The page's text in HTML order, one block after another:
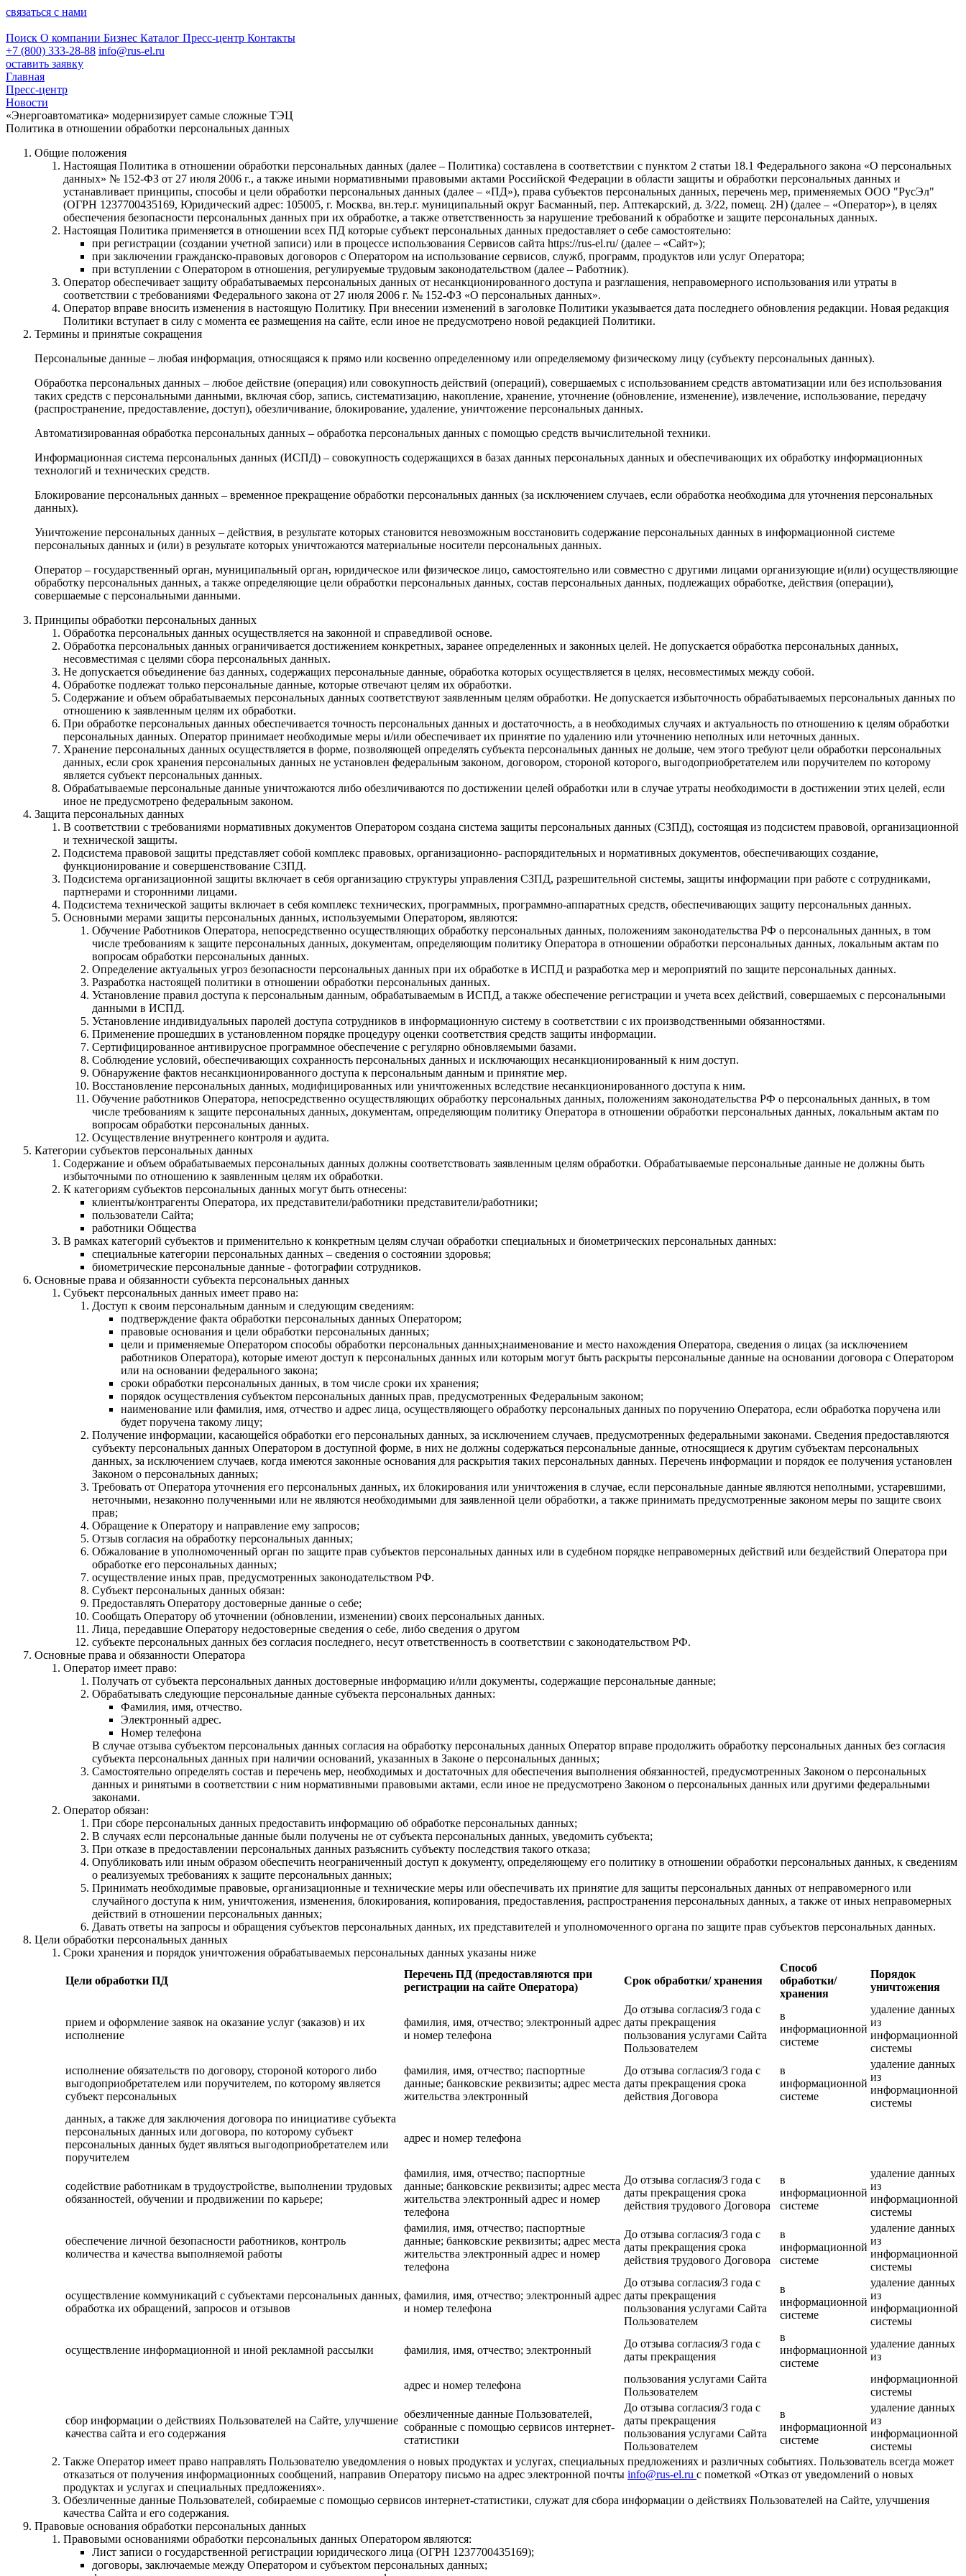
связаться с нами
Поиск О компании Бизнес Каталог Пресс-центр Контакты
+7 (800) 333-28-88 info@rus-el.ru
оставить заявку
Главная
Пресс-центр
Новости
«Энергоавтоматика» модернизирует самые сложные ТЭЦ
Политика в отношении обработки персональных данных
Общие положения
Настоящая Политика в отношении обработки персональных данных (далее – Политика) составлена в соответствии с пунктом 2 статьи 18.1 Федерального закона «О персональных
данных» № 152-ФЗ от 27 июля 2006 г., а также иными нормативными правовыми актами Российской Федерации в области защиты и обработки персональных данных и
устанавливает принципы, способы и цели обработки персональных данных (далее – «ПД»), права субъектов персональных данных, перечень мер, применяемых ООО "РусЭл"
(ОГРН 1237700435169, Юридический адрес: 105005, г. Москва, вн.тер.г. муниципальный округ Басманный, пер. Аптекарский, д. 3/22, помещ. 2Н⁠) (далее – «Оператор»), в целях
обеспечения безопасности персональных данных при их обработке, а также ответственность за нарушение требований к обработке и защите персональных данных.
Настоящая Политика применяется в отношении всех ПД которые субъект персональных данных предоставляет о себе самостоятельно:
при регистрации (создании учетной записи) или в процессе использования Сервисов сайта https://rus-el.ru/ (далее – «Сайт»);
при заключении гражданско-правовых договоров с Оператором на использование сервисов, служб, программ, продуктов или услуг Оператора;
при вступлении с Оператором в отношения, регулируемые трудовым законодательством (далее – Работник).
Оператор обеспечивает защиту обрабатываемых персональных данных от несанкционированного доступа и разглашения, неправомерного использования или утраты в
соответствии с требованиями Федерального закона от 27 июля 2006 г. № 152-ФЗ «О персональных данных».
Оператор вправе вносить изменения в настоящую Политику. При внесении изменений в заголовке Политики указывается дата последнего обновления редакции. Новая редакция
Политики вступает в силу с момента ее размещения на сайте, если иное не предусмотрено новой редакцией Политики.
Термины и принятые сокращения
Персональные данные – любая информация, относящаяся к прямо или косвенно определенному или определяемому физическому лицу (субъекту персональных данных).
Обработка персональных данных – любое действие (операция) или совокупность действий (операций), совершаемых с использованием средств автоматизации или без использования
таких средств с персональными данными, включая сбор, запись, систематизацию, накопление, хранение, уточнение (обновление, изменение), извлечение, использование, передачу
(распространение, предоставление, доступ), обезличивание, блокирование, удаление, уничтожение персональных данных.
Автоматизированная обработка персональных данных – обработка персональных данных с помощью средств вычислительной техники.
Информационная система персональных данных (ИСПД) – совокупность содержащихся в базах данных персональных данных и обеспечивающих их обработку информационных
технологий и технических средств.
Блокирование персональных данных – временное прекращение обработки персональных данных (за исключением случаев, если обработка необходима для уточнения персональных
данных).
Уничтожение персональных данных – действия, в результате которых становится невозможным восстановить содержание персональных данных в информационной системе
персональных данных и (или) в результате которых уничтожаются материальные носители персональных данных.
Оператор – государственный орган, муниципальный орган, юридическое или физическое лицо, самостоятельно или совместно с другими лицами организующие и(или) осуществляющие
обработку персональных данных, а также определяющие цели обработки персональных данных, состав персональных данных, подлежащих обработке, действия (операции),
совершаемые с персональными данными.
Принципы обработки персональных данных
Обработка персональных данных осуществляется на законной и справедливой основе.
Обработка персональных данных ограничивается достижением конкретных, заранее определенных и законных целей. Не допускается обработка персональных данных,
несовместимая с целями сбора персональных данных.
Не допускается объединение баз данных, содержащих персональные данные, обработка которых осуществляется в целях, несовместимых между собой.
Обработке подлежат только персональные данные, которые отвечают целям их обработки.
Содержание и объем обрабатываемых персональных данных соответствуют заявленным целям обработки. Не допускается избыточность обрабатываемых персональных данных по
отношению к заявленным целям их обработки.
При обработке персональных данных обеспечивается точность персональных данных и достаточность, а в необходимых случаях и актуальность по отношению к целям обработки
персональных данных. Оператор принимает необходимые меры и/или обеспечивает их принятие по удалению или уточнению неполных или неточных данных.
Хранение персональных данных осуществляется в форме, позволяющей определять субъекта персональных данных не дольше, чем этого требуют цели обработки персональных
данных, если срок хранения персональных данных не установлен федеральным законом, договором, стороной которого, выгодоприобретателем или поручителем по которому
является субъект персональных данных.
Обрабатываемые персональные данные уничтожаются либо обезличиваются по достижении целей обработки или в случае утраты необходимости в достижении этих целей, если
иное не предусмотрено федеральным законом.
Защита персональных данных
В соответствии с требованиями нормативных документов Оператором создана система защиты персональных данных (СЗПД), состоящая из подсистем правовой, организационной
и технической защиты.
Подсистема правовой защиты представляет собой комплекс правовых, организационно- распорядительных и нормативных документов, обеспечивающих создание,
функционирование и совершенствование СЗПД.
Подсистема организационной защиты включает в себя организацию структуры управления СЗПД, разрешительной системы, защиты информации при работе с сотрудниками,
партнерами и сторонними лицами.
Подсистема технической защиты включает в себя комплекс технических, программных, программно-аппаратных средств, обеспечивающих защиту персональных данных.
Основными мерами защиты персональных данных, используемыми Оператором, являются:
Обучение Работников Оператора, непосредственно осуществляющих обработку персональных данных, положениям законодательства РФ о персональных данных, в том
числе требованиям к защите персональных данных, документам, определяющим политику Оператора в отношении обработки персональных данных, локальным актам по
вопросам обработки персональных данных.
Определение актуальных угроз безопасности персональных данных при их обработке в ИСПД и разработка мер и мероприятий по защите персональных данных.
Разработка настоящей политики в отношении обработки персональных данных.
Установление правил доступа к персональным данным, обрабатываемым в ИСПД, а также обеспечение регистрации и учета всех действий, совершаемых с персональными
данными в ИСПД.
Установление индивидуальных паролей доступа сотрудников в информационную систему в соответствии с их производственными обязанностями.
Применение прошедших в установленном порядке процедуру оценки соответствия средств защиты информации.
Сертифицированное антивирусное программное обеспечение с регулярно обновляемыми базами.
Соблюдение условий, обеспечивающих сохранность персональных данных и исключающих несанкционированный к ним доступ.
Обнаружение фактов несанкционированного доступа к персональным данным и принятие мер.
Восстановление персональных данных, модифицированных или уничтоженных вследствие несанкционированного доступа к ним.
Обучение работников Оператора, непосредственно осуществляющих обработку персональных данных, положениям законодательства РФ о персональных данных, в том
числе требованиям к защите персональных данных, документам, определяющим политику Оператора в отношении обработки персональных данных, локальным актам по
вопросам обработки персональных данных.
Осуществление внутреннего контроля и аудита.
Категории субъектов персональных данных
Содержание и объем обрабатываемых персональных данных должны соответствовать заявленным целям обработки. Обрабатываемые персональные данные не должны быть
избыточными по отношению к заявленным целям их обработки.
К категориям субъектов персональных данных могут быть отнесены:
клиенты/контрагенты Оператора, их представители/работники представители/работники;
пользователи Сайта;
работники Общества
В рамках категорий субъектов и применительно к конкретным целям случаи обработки специальных и биометрических персональных данных:
специальные категории персональных данных – сведения о состоянии здоровья;
биометрические персональные данные - фотографии сотрудников.
Основные права и обязанности субъекта персональных данных
Субъект персональных данных имеет право на:
Доступ к своим персональным данным и следующим сведениям:
подтверждение факта обработки персональных данных Оператором;
правовые основания и цели обработки персональных данных;
цели и применяемые Оператором способы обработки персональных данных;наименование и место нахождения Оператора, сведения о лицах (за исключением
работников Оператора), которые имеют доступ к персональных данных или которым могут быть раскрыты персональные данные на основании договора с Оператором
или на основании федерального закона;
сроки обработки персональных данных, в том числе сроки их хранения;
порядок осуществления субъектом персональных данных прав, предусмотренных Федеральным законом;
наименование или фамилия, имя, отчество и адрес лица, осуществляющего обработку персональных данных по поручению Оператора, если обработка поручена или
будет поручена такому лицу;
Получение информации, касающейся обработки его персональных данных, за исключением случаев, предусмотренных федеральными законами. Сведения предоставляются
субъекту персональных данных Оператором в доступной форме, в них не должны содержаться персональные данные, относящиеся к другим субъектам персональных
данных, за исключением случаев, когда имеются законные основания для раскрытия таких персональных данных. Перечень информации и порядок ее получения установлен
Законом о персональных данных;
Требовать от Оператора уточнения его персональных данных, их блокирования или уничтожения в случае, если персональные данные являются неполными, устаревшими,
неточными, незаконно полученными или не являются необходимыми для заявленной цели обработки, а также принимать предусмотренные законом меры по защите своих
прав;
Обращение к Оператору и направление ему запросов;
Отзыв согласия на обработку персональных данных;
Обжалование в уполномоченный орган по защите прав субъектов персональных данных или в судебном порядке неправомерных действий или бездействий Оператора при
обработке его персональных данных;
осуществление иных прав, предусмотренных законодательством РФ.
Субъект персональных данных обязан:
Предоставлять Оператору достоверные данные о себе;
Сообщать Оператору об уточнении (обновлении, изменении) своих персональных данных.
Лица, передавшие Оператору недостоверные сведения о себе, либо сведения о другом
субъекте персональных данных без согласия последнего, несут ответственность в соответствии с законодательством РФ.
Основные права и обязанности Оператора
Оператор имеет право:
Получать от субъекта персональных данных достоверные информацию и/или документы, содержащие персональные данные;
Обрабатывать следующие персональные данные субъекта персональных данных:
Фамилия, имя, отчество.
Электронный адрес.
Номер телефона
В случае отзыва субъектом персональных данных согласия на обработку персональных данных Оператор вправе продолжить обработку персональных данных без согласия
субъекта персональных данных при наличии оснований, указанных в Законе о персональных данных;
Самостоятельно определять состав и перечень мер, необходимых и достаточных для обеспечения выполнения обязанностей, предусмотренных Законом о персональных
данных и ринятыми в соответствии с ним нормативными правовыми актами, если иное не предусмотрено Законом о персональных данных или другими федеральными
законами.
Оператор обязан:
При сборе персональных данных предоставить информацию об обработке персональных данных;
В случаях если персональные данные были получены не от субъекта персональных данных, уведомить субъекта;
При отказе в предоставлении персональных данных разъяснить субъекту последствия такого отказа;
Опубликовать или иным образом обеспечить неограниченный доступ к документу, определяющему его политику в отношении обработки персональных данных, к сведениям
о реализуемых требованиях к защите персональных данных;
Принимать необходимые правовые, организационные и технические меры или обеспечивать их принятие для защиты персональных данных от неправомерного или
случайного доступа к ним, уничтожения, изменения, блокирования, копирования, предоставления, распространения персональных данных, а также от иных неправомерных
действий в отношении персональных данных;
Давать ответы на запросы и обращения субъектов персональных данных, их представителей и уполномоченного органа по защите прав субъектов персональных данных.
Цели обработки персональных данных
Сроки хранения и порядок уничтожения обрабатываемых персональных данных указаны ниже
Цели обработки ПД
Перечень ПД (предоставляются при
регистрации на сайте Оператора)
Срок обработки/ хранения
Способ
обработки/
хранения
Порядок
уничтожения
прием и оформление заявок на оказание услуг (заказов) и их
исполнение
фамилия, имя, отчество; электронный адрес
и номер телефона
До отзыва согласия/3 года с
даты прекращения
пользования услугами Сайта
Пользователем
в
информационной
системе
удаление данных
из
информационной
системы
исполнение обязательств по договору, стороной которого либо
выгодоприобретателем или поручителем, по которому является
субъект персональных
фамилия, имя, отчество; паспортные
данные; банковские реквизиты; адрес места
жительства электронный
До отзыва согласия/3 года с
даты прекращения срока
действия Договора
в
информационной
системе
удаление данных
из
информационной
системы
данных, а также для заключения договора по инициативе субъекта
персональных данных или договора, по которому субъект
персональных данных будет являться выгодоприобретателем или
поручителем
адрес и номер телефона
содействие работникам в трудоустройстве, выполнении трудовых
обязанностей, обучении и продвижении по карьере;
фамилия, имя, отчество; паспортные
данные; банковские реквизиты; адрес места
жительства электронный адрес и номер
телефона
До отзыва согласия/3 года с
даты прекращения срока
действия трудового Договора
в
информационной
системе
удаление данных
из
информационной
системы
обеспечение личной безопасности работников, контроль
количества и качества выполняемой работы
фамилия, имя, отчество; паспортные
данные; банковские реквизиты; адрес места
жительства электронный адрес и номер
телефона
До отзыва согласия/3 года с
даты прекращения срока
действия трудового Договора
в
информационной
системе
удаление данных
из
информационной
системы
осуществление коммуникаций с субъектами персональных данных,
обработка их обращений, запросов и отзывов
фамилия, имя, отчество; электронный адрес
и номер телефона
До отзыва согласия/3 года с
даты прекращения
пользования услугами Сайта
Пользователем
в
информационной
системе
удаление данных
из
информационной
системы
осуществление информационной и иной рекламной рассылки фамилия, имя, отчество; электронный
До отзыва согласия/3 года с
даты прекращения
в
информационной
системе
удаление данных
из
адрес и номер телефона
пользования услугами Сайта
Пользователем
информационной
системы
сбор информации о действиях Пользователей на Сайте, улучшение
качества сайта и его содержания
обезличенные данные Пользователей,
собранные с помощью сервисов интернет-
статистики
До отзыва согласия/3 года с
даты прекращения
пользования услугами Сайта
Пользователем
в
информационной
системе
удаление данных
из
информационной
системы
Также Оператор имеет право направлять Пользователю уведомления о новых продуктах и услугах, специальных предложениях и различных событиях. Пользователь всегда может
отказаться от получения информационных сообщений, направив Оператору письмо на адрес электронной почты info@rus-el.ru с пометкой «Отказ от уведомлений о новых
продуктах и услугах и специальных предложениях».
Обезличенные данные Пользователей, собираемые с помощью сервисов интернет-статистики, служат для сбора информации о действиях Пользователей на Сайте, улучшения
качества Сайта и его содержания.
Правовые основания обработки персональных данных
Правовыми основаниями обработки персональных данных Оператором являются:
Лист записи о государственной регистрации юридического лица (ОГРН 1237700435169);
договоры, заключаемые между Оператором и субъектом персональных данных;